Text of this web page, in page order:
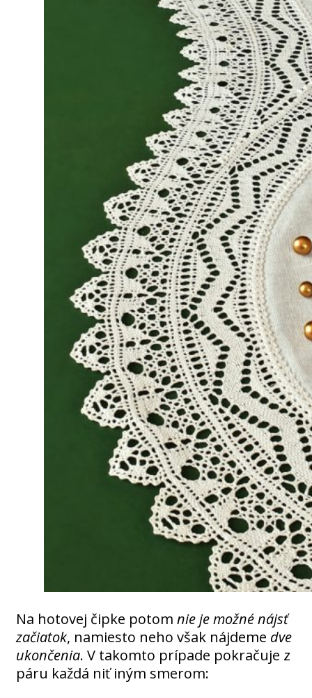
Na hotovej čipke potom nie je možné nájsť
začiatok, namiesto neho však nájdeme dve
ukončenia. V takomto prípade pokračuje z
páru každá niť iným smerom: